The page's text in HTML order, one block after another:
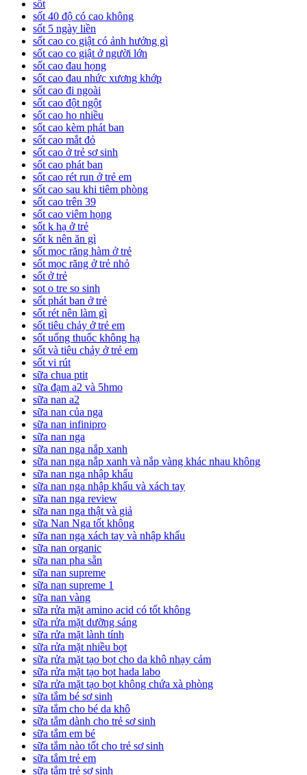
sốt
sốt 40 độ có cao không
sốt 5 ngày liền
sốt cao co giật có ảnh hưởng gì
sốt cao co giật ở người lớn
sốt cao đau họng
sốt cao đau nhức xương khớp
sốt cao đi ngoài
sốt cao đột ngột
sốt cao ho nhiều
sốt cao kèm phát ban
sốt cao mắt đỏ
sốt cao ở trẻ sơ sinh
sốt cao phát ban
sốt cao rét run ở trẻ em
sốt cao sau khi tiêm phòng
sốt cao trên 39
sốt cao viêm họng
sốt k hạ ở trẻ
sốt k nên ăn gì
sốt mọc răng hàm ở trẻ
sốt mọc răng ở trẻ nhỏ
sốt ở trẻ
sot o tre so sinh
sốt phát ban ở trẻ
sốt rét nên làm gì
sốt tiêu chảy ở trẻ em
sốt uống thuốc không hạ
sốt và tiêu chảy ở trẻ em
sốt vi rút
sữa chua ptit
sữa đạm a2 và 5hmo
sữa nan a2
sữa nan của nga
sữa nan infinipro
sữa nan nga
sữa nan nga nắp xanh
sữa nan nga nắp xanh và nắp vàng khác nhau không
sữa nan nga nhập khẩu
sữa nan nga nhập khẩu và xách tay
sữa nan nga review
sữa nan nga thật và giả
sữa Nan Nga tốt không
sữa nan nga xách tay và nhập khẩu
sữa nan organic
sữa nan pha sẵn
sữa nan supreme
sữa nan supreme 1
sữa nan vàng
sữa rửa mặt amino acid có tốt không
sữa rửa mặt dưỡng sáng
sữa rửa mặt lành tính
sữa rửa mặt nhiều bọt
sữa rửa mặt tạo bọt cho da khô nhạy cảm
sữa rửa mặt tạo bọt hada labo
sữa rửa mặt tạo bọt không chứa xà phòng
sữa tắm bé sơ sinh
sữa tắm cho bé da khô
sữa tắm dành cho trẻ sơ sinh
sữa tắm em bé
sữa tắm nào tốt cho trẻ sơ sinh
sữa tắm trẻ em
sữa tắm trẻ sơ sinh